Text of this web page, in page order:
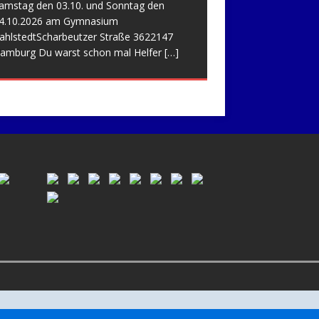
den 03.10. und Sonntag den
am Gymnasium
Straße 3622147
Du warst schon mal Helfer […]